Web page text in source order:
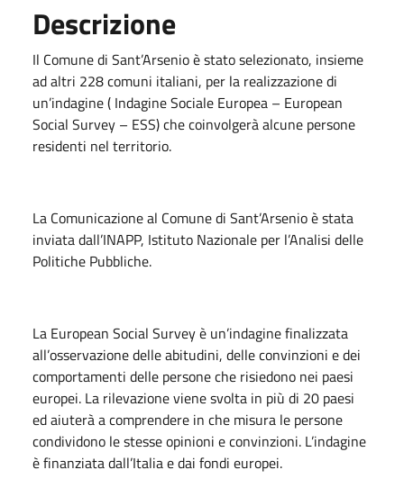
Descrizione
Il Comune di Sant’Arsenio è stato selezionato, insieme
ad altri 228 comuni italiani, per la realizzazione di
un’indagine ( Indagine Sociale Europea – European
Social Survey – ESS) che coinvolgerà alcune persone
residenti nel territorio.
La Comunicazione al Comune di Sant’Arsenio è stata
inviata dall’INAPP, Istituto Nazionale per l’Analisi delle
Politiche Pubbliche.
La European Social Survey è un’indagine finalizzata
all’osservazione delle abitudini, delle convinzioni e dei
comportamenti delle persone che risiedono nei paesi
europei. La rilevazione viene svolta in più di 20 paesi
ed aiuterà a comprendere in che misura le persone
condividono le stesse opinioni e convinzioni. L’indagine
è finanziata dall’Italia e dai fondi europei.